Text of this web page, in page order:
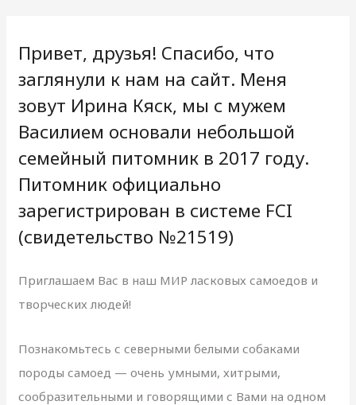
Привет, друзья! Спасибо, что
заглянули к нам на сайт. Меня
зовут Ирина Кяск, мы с мужем
Василием основали небольшой
семейный питомник в 2017 году.
Питомник официально
зарегистрирован в системе FCI
(свидетельство №21519)
Приглашаем Вас в наш МИР ласковых самоедов и
творческих людей!
Познакомьтесь с северными белыми собаками
породы самоед — очень умными, хитрыми,
сообразительными и говорящими с Вами на одном